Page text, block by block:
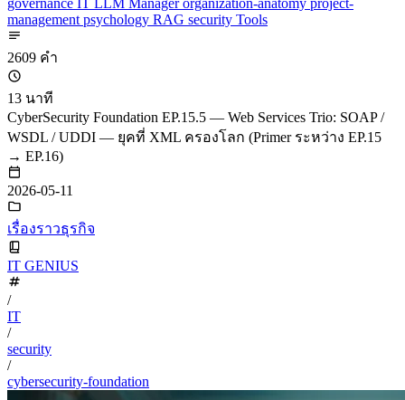
governance IT LLM Managerorganization-anatomy project-
management psychology RAG security Tools
2609 คำ
13 นาที
CyberSecurity Foundation EP.15.5 — Web Services Trio: SOAP /
WSDL / UDDI — ยุคที่ XML ครองโลก (Primer ระหว่าง EP.15
→ EP.16)
2026-05-11
เรื่องราวธุรกิจ
IT GENIUS
/
IT
/
security
/
cybersecurity-foundation